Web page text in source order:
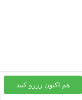
هم اکنون رزرو کنید